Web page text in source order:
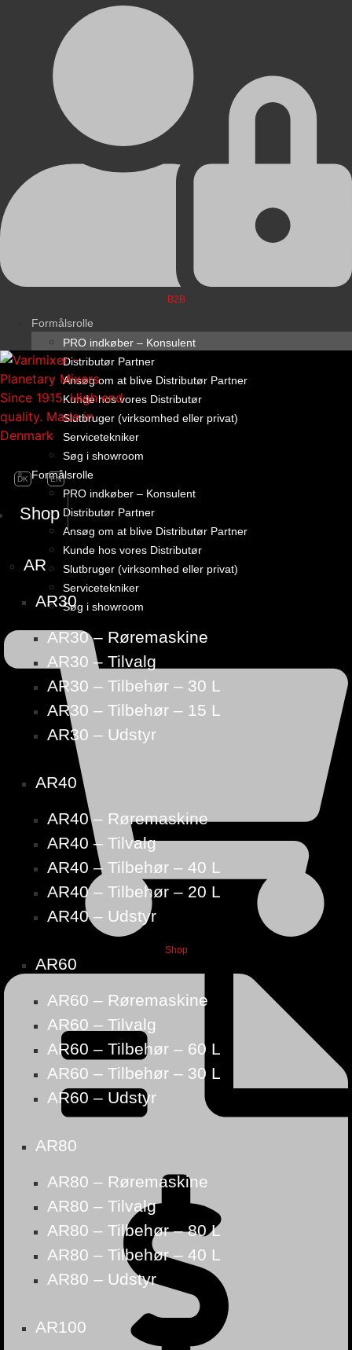
B2B
Formålsrolle
PRO indkøber – Konsulent
Distributør Partner
Ansøg om at blive Distributør Partner
Kunde hos vores Distributør
Slutbruger (virksomhed eller privat)
Servicetekniker
Søg i showroom
Formålsrolle
PRO indkøber – Konsulent
Distributør Partner
Ansøg om at blive Distributør Partner
Kunde hos vores Distributør
Slutbruger (virksomhed eller privat)
Servicetekniker
Søg i showroom
Shop
DK EN
Shop
AR
AR30
AR30 – Røremaskine
AR30 – Tilvalg
AR30 – Tilbehør – 30 L
AR30 – Tilbehør – 15 L
AR30 – Udstyr
AR40
AR40 – Røremaskine
AR40 – Tilvalg
AR40 – Tilbehør – 40 L
AR40 – Tilbehør – 20 L
AR40 – Udstyr
AR60
AR60 – Røremaskine
AR60 – Tilvalg
AR60 – Tilbehør – 60 L
AR60 – Tilbehør – 30 L
AR60 – Udstyr
AR80
AR80 – Røremaskine
AR80 – Tilvalg
AR80 – Tilbehør – 80 L
AR80 – Tilbehør – 40 L
AR80 – Udstyr
AR100